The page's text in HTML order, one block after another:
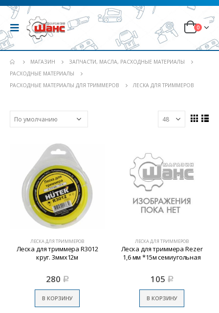
0
МАГАЗИН
ЗАПЧАСТИ, МАСЛА, РАСХОДНЫЕ МАТЕРИАЛЫ
РАСХОДНЫЕ МАТЕРИАЛЫ
РАСХОДНЫЕ МАТЕРИАЛЫ ДЛЯ ТРИММЕРОВ
ЛЕСКА ДЛЯ ТРИММЕРОВ
ЛЕСКА ДЛЯ ТРИММЕРОВ
Леска для триммера R3012
круг. 3ммх12м
280 Р
В КОРЗИНУ
ЛЕСКА ДЛЯ ТРИММЕРОВ
Леска для триммера Rezer
1,6 мм *15м семиугольная
105 Р
В КОРЗИНУ